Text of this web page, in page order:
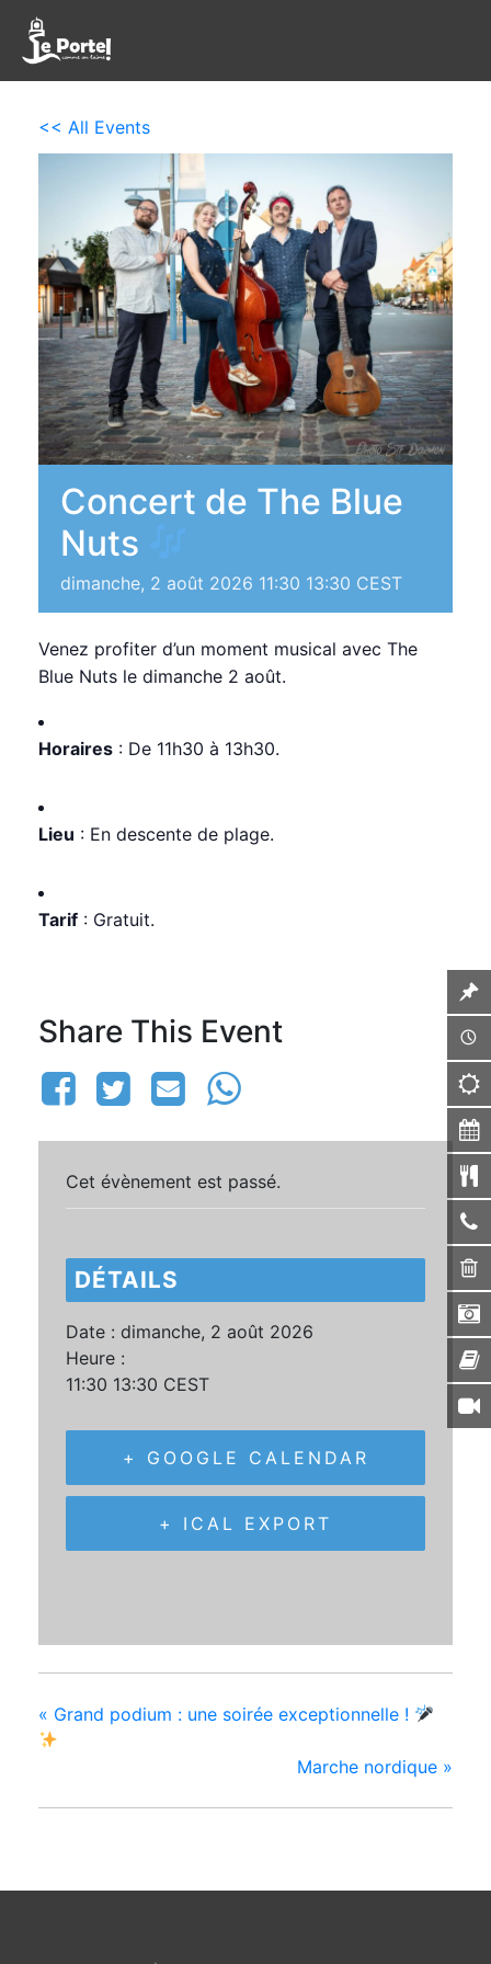
<< All Events
Concert de The Blue
Nuts
dimanche, 2 août 2026 11:30 13:30 CEST
Venez profiter d’un moment musical avec The
Blue Nuts le dimanche 2 août.
Horaires : De 11h30 à 13h30.
Lieu : En descente de plage.
Tarif : Gratuit.
Share This Event
Cet évènement est passé.
DÉTAILS
Date : dimanche, 2 août 2026
Heure :
11:30 13:30 CEST
+ GOOGLE CALENDAR
+ ICAL EXPORT
« Grand podium : une soirée exceptionnelle !
Marche nordique »